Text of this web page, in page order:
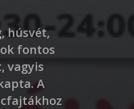
húsvét,
fontos
vagyis
A